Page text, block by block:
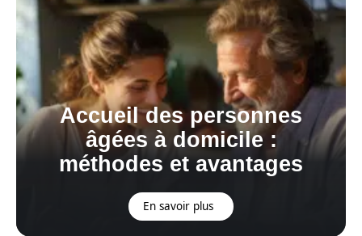
Accueil des personnes
âgées à domicile :
méthodes et avantages
En savoir plus